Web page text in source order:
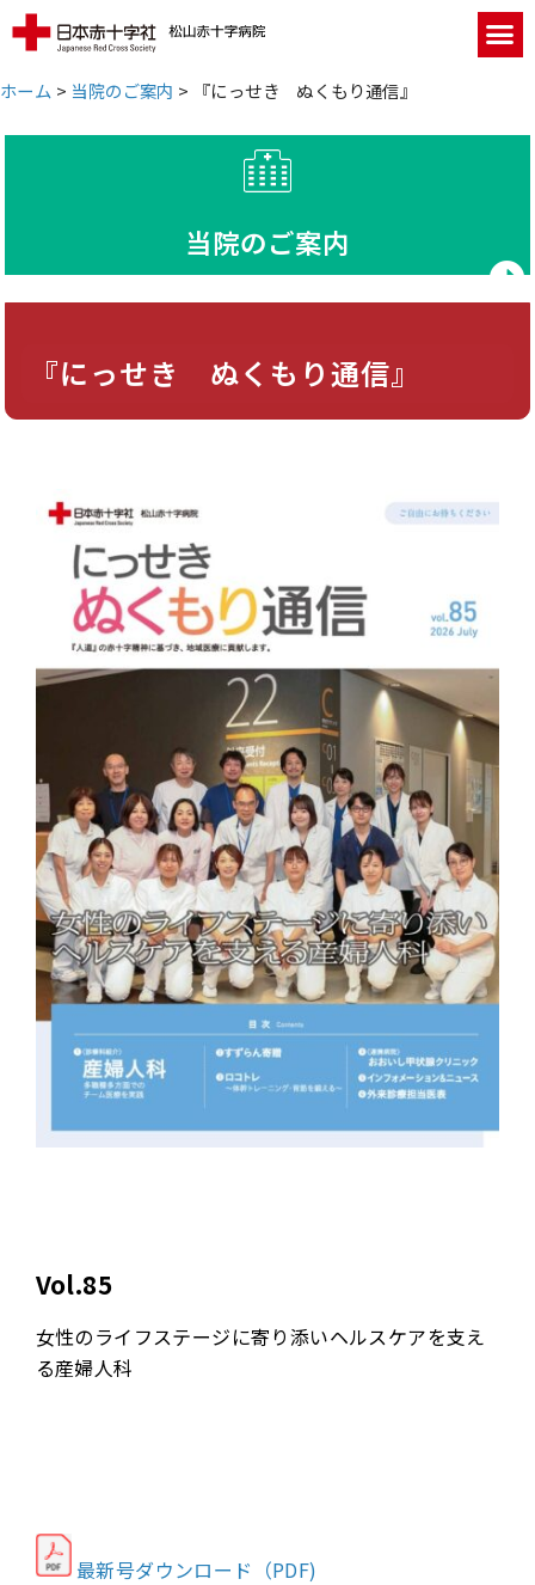
ホーム > 当院のご案内 > 『にっせき ぬくもり通信』
当院のご案内
『にっせき ぬくもり通信』
Vol.85
女性のライフステージに寄り添いヘルスケアを支え
る産婦人科
最新号ダウンロード（PDF)